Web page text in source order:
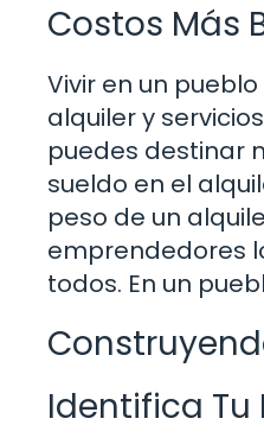
Costos Más
Vivir en un
alquiler y
puedes destinar
sueldo en el
peso de un
emprendedores
todos. En un
Identifica Tu